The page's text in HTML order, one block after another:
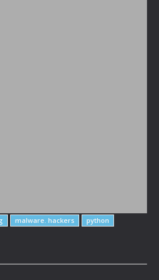
malware. hackers
python